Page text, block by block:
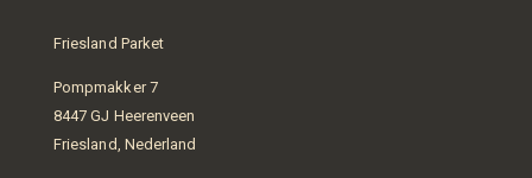
Friesland Parket
Pompmakker 7
8447 GJ Heerenveen
Friesland, Nederland